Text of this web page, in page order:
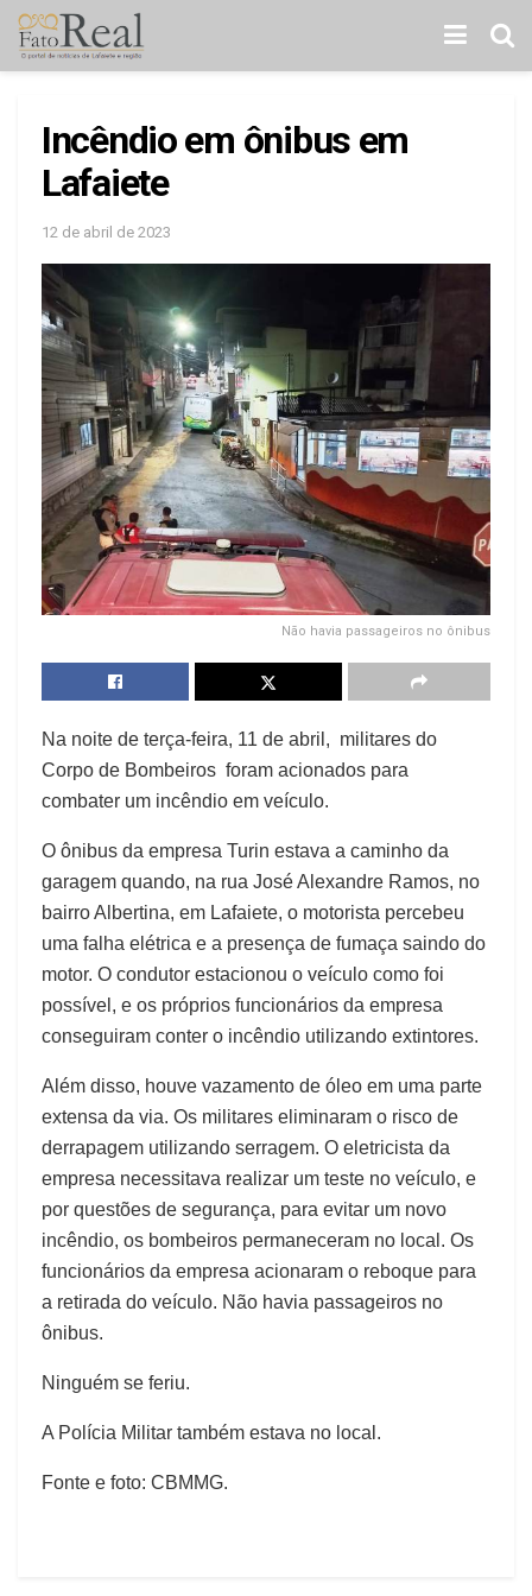
Incêndio em ônibus em
Lafaiete
12 de abril de 2023
Não havia passageiros no ônibus
Na noite de terça-feira, 11 de abril, militares do
Corpo de Bombeiros foram acionados para
combater um incêndio em veículo.
O ônibus da empresa Turin estava a caminho da
garagem quando, na rua José Alexandre Ramos, no
bairro Albertina, em Lafaiete, o motorista percebeu
uma falha elétrica e a presença de fumaça saindo do
motor. O condutor estacionou o veículo como foi
possível, e os próprios funcionários da empresa
conseguiram conter o incêndio utilizando extintores.
Além disso, houve vazamento de óleo em uma parte
extensa da via. Os militares eliminaram o risco de
derrapagem utilizando serragem. O eletricista da
empresa necessitava realizar um teste no veículo, e
por questões de segurança, para evitar um novo
incêndio, os bombeiros permaneceram no local. Os
funcionários da empresa acionaram o reboque para
a retirada do veículo. Não havia passageiros no
ônibus.
Ninguém se feriu.
A Polícia Militar também estava no local.
Fonte e foto: CBMMG.